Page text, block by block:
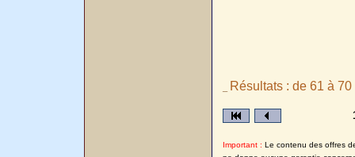
Résultats : de 61 à
Important : Le contenu des offres